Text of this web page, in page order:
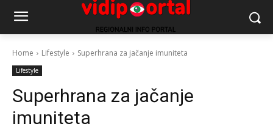
Home Lifestyle Superhrana za jačanje imuniteta
Lifestyle
Superhrana za jačanje
imuniteta